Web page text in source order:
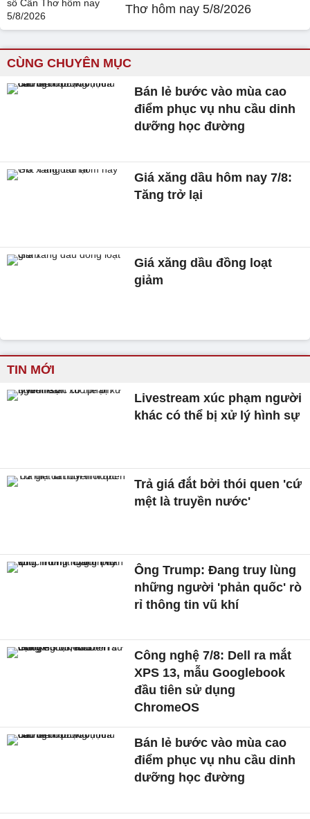
Thơ hôm nay 5/8/2026
CÙNG CHUYÊN MỤC
Bán lẻ bước vào mùa cao
điểm phục vụ nhu cầu dinh
dưỡng học đường
Giá xăng dầu hôm nay 7/8:
Tăng trở lại
Giá xăng dầu đồng loạt
giảm
TIN MỚI
Livestream xúc phạm người
khác có thể bị xử lý hình sự
Trả giá đắt bởi thói quen 'cứ
mệt là truyền nước'
Ông Trump: Đang truy lùng
những người 'phản quốc' rò
rỉ thông tin vũ khí
Công nghệ 7/8: Dell ra mắt
XPS 13, mẫu Googlebook
đầu tiên sử dụng
ChromeOS
Bán lẻ bước vào mùa cao
điểm phục vụ nhu cầu dinh
dưỡng học đường